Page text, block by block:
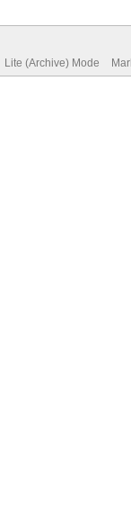
Lite (Archive) Mode